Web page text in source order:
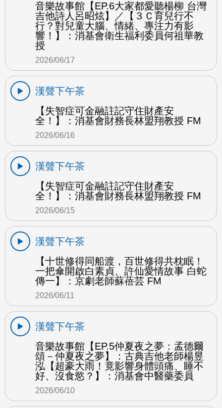
音樂故事館【EP.6大家都愛聽楊柳 台灣
吉他詩人呂昭炫】／【３Ｃ育兒行不
行？對兒童大腦、情緒、專注力有影
響！】：消基會衛生福利委員何祖華教
授
2026/06/17
漢聲下午茶
【失智症可金融註記守住財產安
全！】：消基會財務長林盟翔教授 FM
2026/06/16
漢聲下午茶
【失智症可金融註記守住財產安
全！】：消基會財務長林盟翔教授 FM
2026/06/15
漢聲下午茶
【十世修得同船渡，百世修得共枕眠！
一把傘開啟白素貞、許仙愛情故事 白蛇
傳一】：京劇老師蘇蓓芸 FM
2026/06/11
漢聲下午茶
音樂故事館【EP.5仲夏夜之夢：孟德爾
頌－仲夏夜之夢】：古典吉他老師楊昱
泓【超豪大雨！竟影響身體頭痛、睡不
好、沒食慾？】：消基會中醫藥委員
2026/06/10